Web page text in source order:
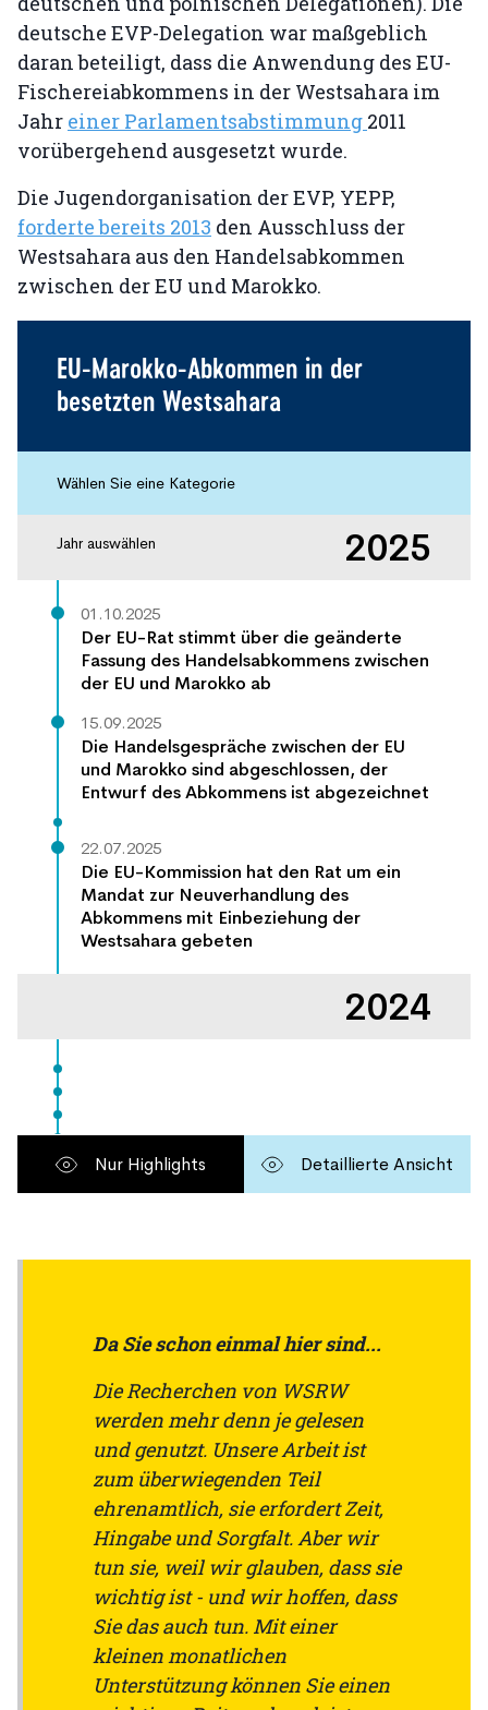
deutsche EVP-Delegation war maßgeblich
daran beteiligt, dass die Anwendung des EU-
Fischereiabkommens in der Westsahara im
Jahr einer Parlamentsabstimmung 2011
vorübergehend ausgesetzt wurde.
Die Jugendorganisation der EVP, YEPP,
forderte bereits 2013 den Ausschluss der
Westsahara aus den Handelsabkommen
zwischen der EU und Marokko.
Da Sie schon einmal hier sind...
Die Recherchen von WSRW
werden mehr denn je gelesen
und genutzt. Unsere Arbeit ist
zum überwiegenden Teil
ehrenamtlich, sie erfordert Zeit,
Hingabe und Sorgfalt. Aber wir
tun sie, weil wir glauben, dass sie
wichtig ist - und wir hoffen, dass
Sie das auch tun. Mit einer
kleinen monatlichen
Unterstützung können Sie einen